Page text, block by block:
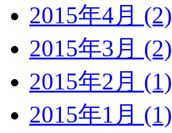
2015年4月 (2)
2015年3月 (2)
2015年2月 (1)
2015年1月 (1)